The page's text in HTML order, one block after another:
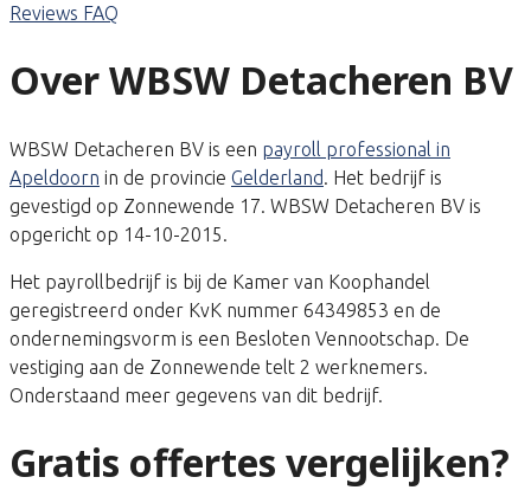
Reviews FAQ
Over WBSW Detacheren BV
WBSW Detacheren BV is een payroll professional in
Apeldoorn in de provincie Gelderland. Het bedrijf is
gevestigd op Zonnewende 17. WBSW Detacheren BV is
opgericht op 14-10-2015.
Het payrollbedrijf is bij de Kamer van Koophandel
geregistreerd onder KvK nummer 64349853 en de
ondernemingsvorm is een Besloten Vennootschap. De
vestiging aan de Zonnewende telt 2 werknemers.
Onderstaand meer gegevens van dit bedrijf.
Gratis offertes vergelijken?